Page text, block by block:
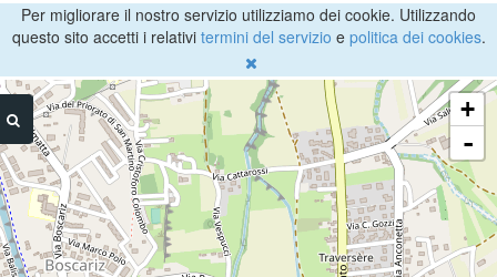
Per migliorare il nostro servizio utilizziamo dei cookie. Utilizzando
questo sito accetti i relativi termini del servizio e politica dei cookies.
+
-